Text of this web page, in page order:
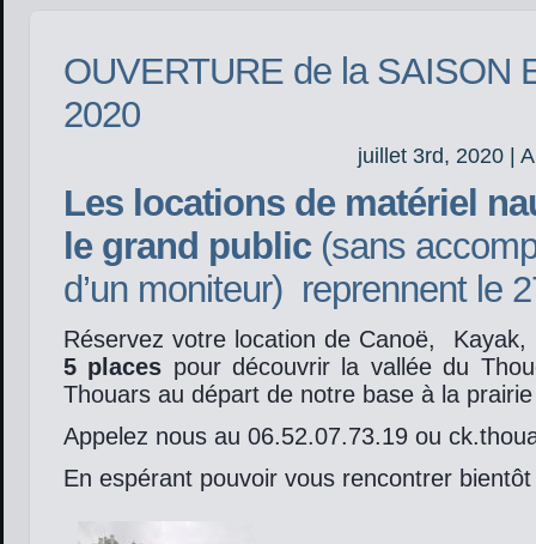
OUVERTURE de la SAISON
2020
juillet 3rd, 2020 |
Les locations de matériel
le grand public(sans
d’un moniteur) reprennent le
Réservez votre location de Canoë, Kayak,
5 places pour découvrir la vallée du
Thouars au départ de notre base à la
Appelez nous au 06.52.07.73.19 ou
En espérant pouvoir vous rencontrer